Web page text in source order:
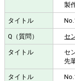
製
セ
セ
先